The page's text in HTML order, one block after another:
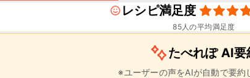
レシピ満足度
85人の平均満足度
たべれぽ AI要
※ユーザーの声をAIが自動で要約